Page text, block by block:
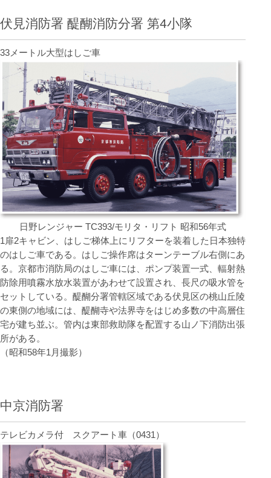
伏見消防署 醍醐消防分署 第4小隊
33メートル大型はしご車
日野レンジャー TC393/モリタ・リフト 昭和56年式
1扉2キャビン、はしご梯体上にリフターを装着した日本独特
のはしご車である。はしご操作席はターンテーブル右側にあ
る。京都市消防局のはしご車には、ポンプ装置一式、輻射熱
防除用噴霧水放水装置があわせて設置され、長尺の吸水管を
セットしている。醍醐分署管轄区域である伏見区の桃山丘陵
の東側の地域には、醍醐寺や法界寺をはじめ多数の中高層住
宅が建ち並ぶ。管内は東部救助隊を配置する山ノ下消防出張
所がある。
（昭和58年1月撮影）
中京消防署
テレビカメラ付 スクアート車（0431）